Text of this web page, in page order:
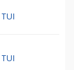
TUI
TUI